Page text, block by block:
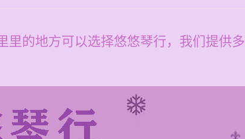
里的地方可以选择悠悠琴行，我们提供